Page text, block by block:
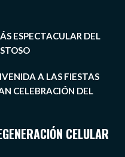
ESPECTACULAR DEL
A LAS FIESTAS
CELEBRACIÓN DEL
CELULAR